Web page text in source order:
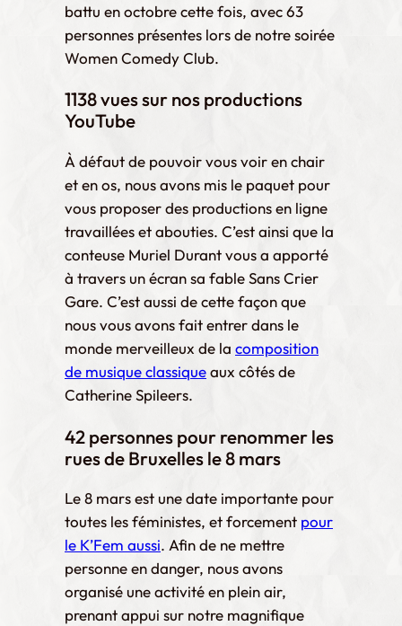
battu en octobre cette fois, avec 63
personnes présentes lors de notre soirée
Women Comedy Club.
1138vues sur nos productions
YouTube
À défaut de pouvoir vous voir en chair
et en os, nous avons mis le paquet pour
vous proposer des productions en ligne
travaillées et abouties. C’est ainsi que la
conteuse Muriel Durant vous a apporté
à travers un écran sa fable Sans Crier
Gare. C’est aussi de cette façon que
nous vous avons fait entrer dans le
monde merveilleux de la composition
de musique classiqueaux côtés de
Catherine Spileers.
42personnes pour renommerles
rues de Bruxelles le 8 mars
Le 8 mars est une date importante pour
toutes les féministes, et forcement pour
le K’Fem aussi. Afin de ne mettre
personne en danger, nous avons
organisé une activité en plein air,
prenant appui sur notre magnifique